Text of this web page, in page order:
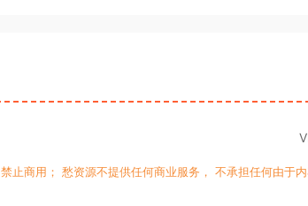
止商用； 愁资源不提供任何商业服务， 不承担任何由于